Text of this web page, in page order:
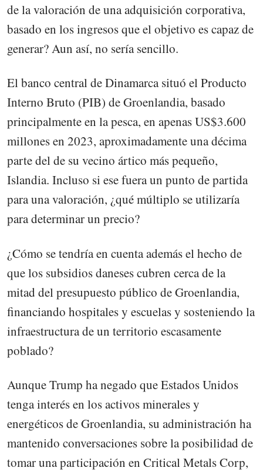
de la valoración de una adquisición corporativa,
basado en los ingresos que el objetivo es capaz de
generar? Aun así, no sería sencillo.
El banco central de Dinamarca situó el Producto
Interno Bruto (PIB) de Groenlandia, basado
principalmente en la pesca, en apenas US$3.600
millones en 2023, aproximadamente una décima
parte del de su vecino ártico más pequeño,
Islandia. Incluso si ese fuera un punto de partida
para una valoración, ¿qué múltiplo se utilizaría
para determinar un precio?
¿Cómo se tendría en cuenta además el hecho de
que los subsidios daneses cubren cerca de la
mitad del presupuesto público de Groenlandia,
financiando hospitales y escuelas y sosteniendo la
infraestructura de un territorio escasamente
poblado?
Aunque Trump ha negado que Estados Unidos
tenga interés en los activos minerales y
energéticos de Groenlandia, su administración ha
mantenido conversaciones sobre la posibilidad de
tomar una participación en Critical Metals Corp,